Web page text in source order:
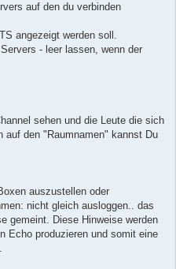
auf den du verbinden
angezeigt werden soll.
- leer lassen, wenn der
sehen und die Leute die sich
auf den "Raumnamen" kannst Du
auszustellen oder
nicht gleich ausloggen.. das
gemeint. Diese Hinweise werden
Echo produzieren und somit eine